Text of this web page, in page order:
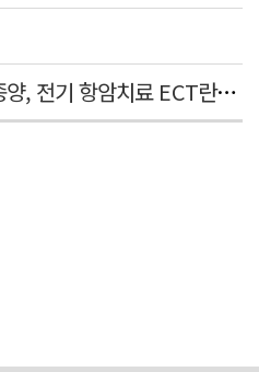
수술이 어려운 반려동물 종양, 전기 항암치료 ECT란? [반려동물 건강톡톡]